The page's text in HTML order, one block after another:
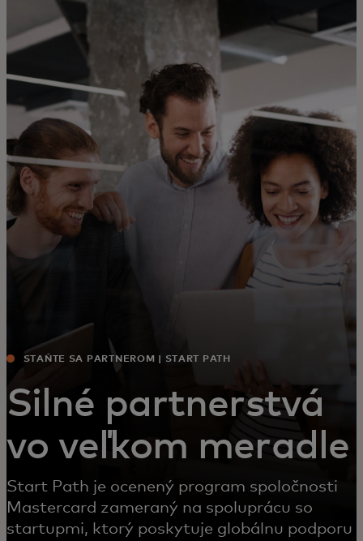
Pre vás
Pre firmy
Pre svet
Pre inovátorov
Novinky a trendy
STAŇTE SA PARTNEROM | START PATH
Silné partnerstvá
vo veľkom meradle
Start Path je ocenený program spoločnosti
Mastercard zameraný na spoluprácu so
startupmi, ktorý poskytuje globálnu podporu